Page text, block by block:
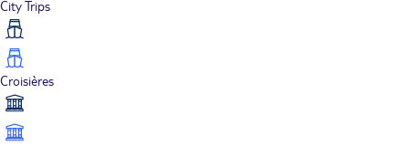
City Trips
Croisières